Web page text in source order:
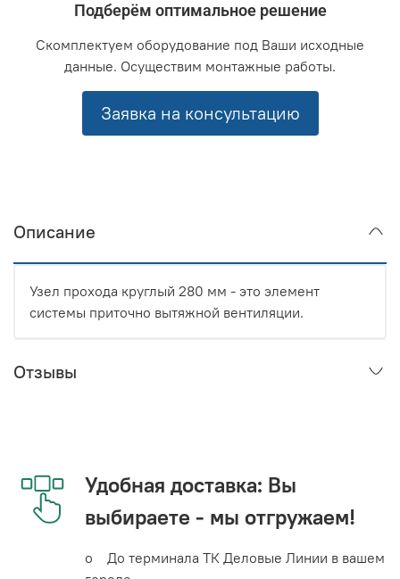
Подберём оптимальное решение
Скомплектуем оборудование под Ваши исходные
данные. Осуществим монтажные работы.
Заявка на консультацию
Описание
Узел прохода круглый 280 мм - это элемент
системы приточно вытяжной вентиляции.
Отзывы
Удобная доставка: Вы
выбираете - мы отгружаем!
o До терминала ТК Деловые Линии в вашем